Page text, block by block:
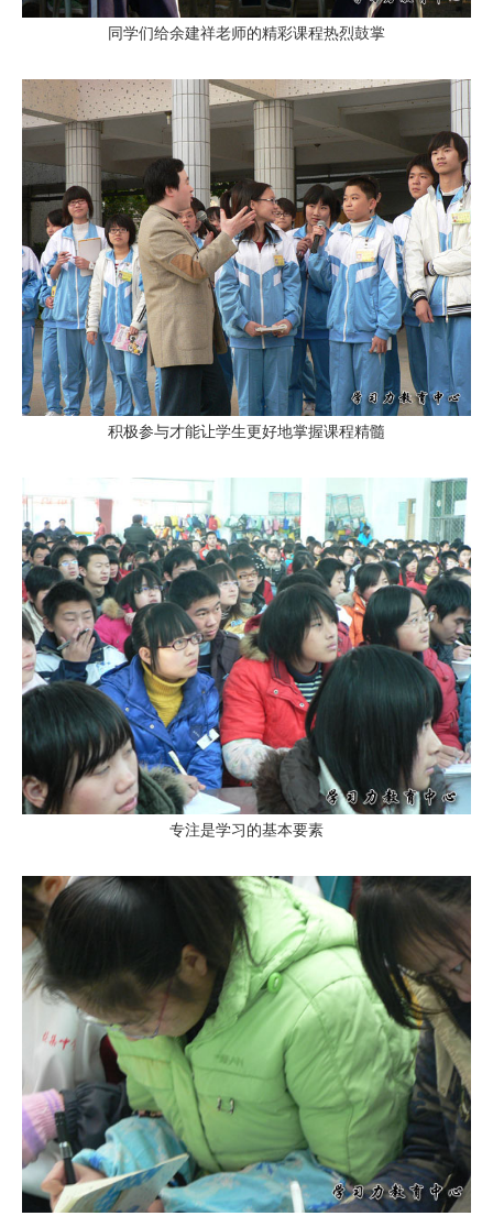
同学们给余建祥老师的精彩课程热烈鼓掌
积极参与才能让学生更好地掌握课程精髓
专注是学习的基本要素